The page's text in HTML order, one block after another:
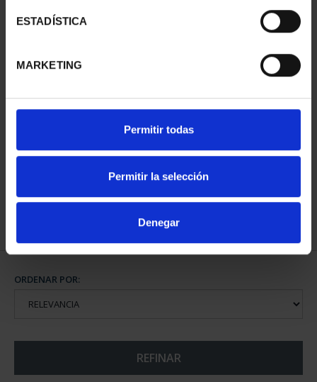
ESTADÍSTICA
MARKETING
Permitir todas
Permitir la selección
Denegar
SUSCRIPCIÓN CIUDADES
PATRIMONIO DE LA
HU...
registrados
ORDENAR POR:
REFINAR